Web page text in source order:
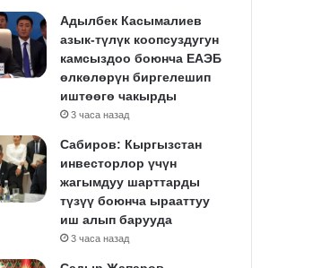
Адылбек Касымалиев
азык-түлүк коопсуздугун
камсыздоо боюнча ЕАЭБ
өлкөлөрүн биргелешип
иштөөгө чакырды
3 часа назад
Сабиров: Кыргызстан
инвесторлор үчүн
жагымдуу шарттарды
түзүү боюнча ырааттуу
иш алып барууда
3 часа назад